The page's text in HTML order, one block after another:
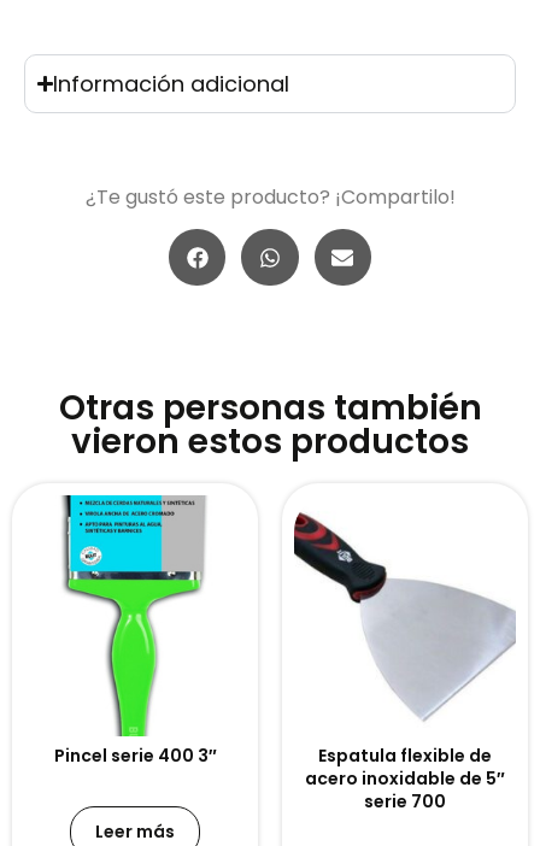
Información adicional
¿Te gustó este producto? ¡Compartilo!
Otras personas también
vieron estos productos
Pincel serie 400 3″
Leer más
Espatula flexible de
acero inoxidable de 5″
serie 700